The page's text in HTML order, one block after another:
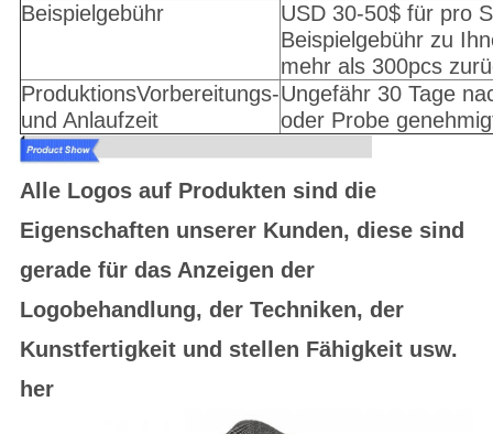
Beispielgebühr
USD 30-50$ für pro
Beispielgebühr zu
mehr als 300pcs
ProduktionsVorbereitungs-
und Anlaufzeit
Ungefähr 30 Tage
oder Probe
Alle Logos auf Produkten sind die
Eigenschaften unserer Kunden, diese sind
gerade für das Anzeigen der
Logobehandlung, der Techniken, der
Kunstfertigkeit und stellen Fähigkeit usw.
her